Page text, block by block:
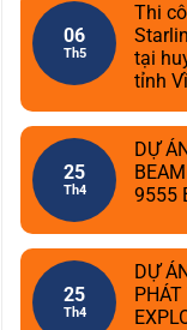
06
Th5
Thi
tại
tỉnh
25
Th4
DỰ
9555
25
Th4
DỰ